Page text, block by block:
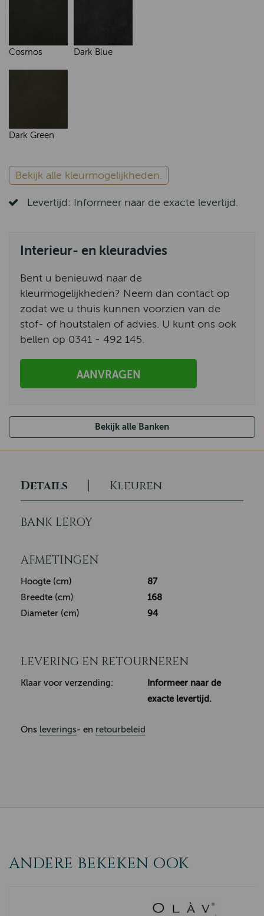
Cosmos Dark Blue
Dark Green
Bekijk alle kleurmogelijkheden.
Levertijd: Informeer naar de exacte levertijd.
Interieur- en kleuradvies
Bent u benieuwd naar de
kleurmogelijkheden? Neem dan contact op
zodat we u thuis kunnen voorzien van de
stof- of houtstalen of advies. U kunt ons ook
bellen op 0341 - 492 145.
AANVRAGEN
Bekijk alle Banken
Details Kleuren
BANK LEROY
AFMETINGEN
Hoogte (cm)
87
Breedte (cm)
168
Diameter (cm)
94
LEVERING EN RETOURNEREN
Klaar voor verzending:
Informeer naar de
exacte levertijd.
Ons leverings- en retourbeleid
ANDERE BEKEKEN OOK